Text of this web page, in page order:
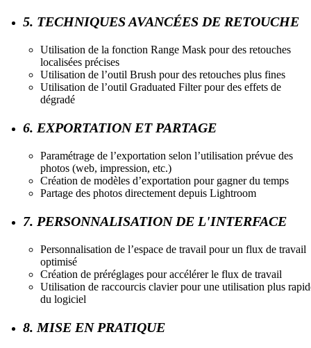
5. TECHNIQUES AVANCÉES DE RETOUCHE
Utilisation de la fonction Range Mask pour des retouches
localisées précises
Utilisation de l’outil Brush pour des retouches plus fines
Utilisation de l’outil Graduated Filter pour des effets de
dégradé
6. EXPORTATION ET PARTAGE
Paramétrage de l’exportation selon l’utilisation prévue des
photos (web, impression, etc.)
Création de modèles d’exportation pour gagner du temps
Partage des photos directement depuis Lightroom
7. PERSONNALISATION DE L'INTERFACE
Personnalisation de l’espace de travail pour un flux de travail
optimisé
Création de préréglages pour accélérer le flux de travail
Utilisation de raccourcis clavier pour une utilisation plus
du logiciel
8. MISE EN PRATIQUE